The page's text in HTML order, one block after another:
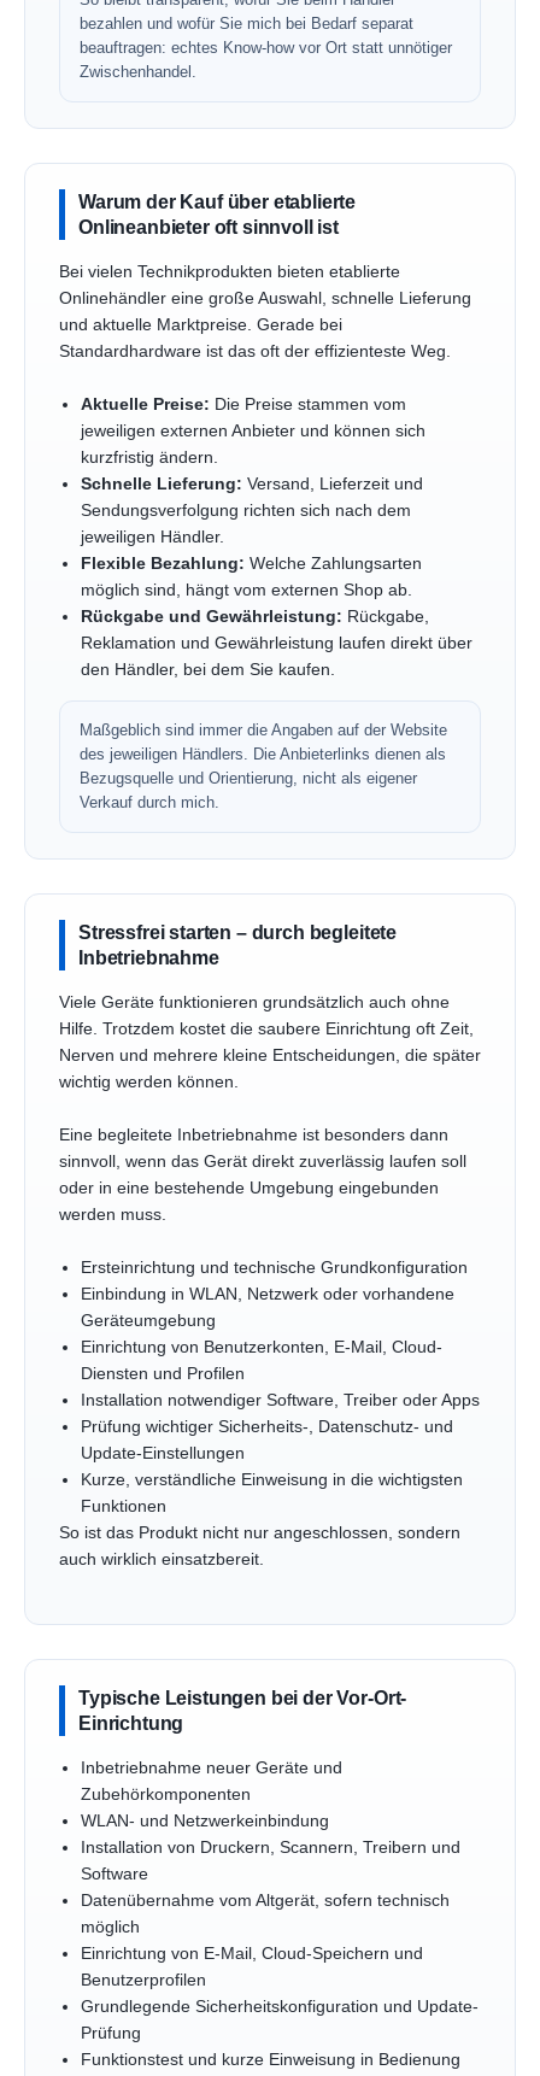
bezahlen und wofür Sie mich bei Bedarf separat
beauftragen: echtes Know-how vor Ort statt unnötiger
Zwischenhandel.
Warum der Kauf über etablierte
Onlineanbieter oft sinnvoll ist
Bei vielen Technikprodukten bieten etablierte
Onlinehändler eine große Auswahl, schnelle Lieferung
und aktuelle Marktpreise. Gerade bei
Standardhardware ist das oft der effizienteste Weg.
Aktuelle Preise: Die Preise stammen vom
jeweiligen externen Anbieter und können sich
kurzfristig ändern.
Schnelle Lieferung: Versand, Lieferzeit und
Sendungsverfolgung richten sich nach dem
jeweiligen Händler.
Flexible Bezahlung: Welche Zahlungsarten
möglich sind, hängt vom externen Shop ab.
Rückgabe und Gewährleistung: Rückgabe,
Reklamation und Gewährleistung laufen direkt über
den Händler, bei dem Sie kaufen.
Maßgeblich sind immer die Angaben auf der Website
des jeweiligen Händlers. Die Anbieterlinks dienen als
Bezugsquelle und Orientierung, nicht als eigener
Verkauf durch mich.
Stressfrei starten – durch begleitete
Inbetriebnahme
Viele Geräte funktionieren grundsätzlich auch ohne
Hilfe. Trotzdem kostet die saubere Einrichtung oft Zeit,
Nerven und mehrere kleine Entscheidungen, die später
wichtig werden können.
Eine begleitete Inbetriebnahme ist besonders dann
sinnvoll, wenn das Gerät direkt zuverlässig laufen soll
oder in eine bestehende Umgebung eingebunden
werden muss.
Ersteinrichtung und technische Grundkonfiguration
Einbindung in WLAN, Netzwerk oder vorhandene
Geräteumgebung
Einrichtung von Benutzerkonten, E-Mail, Cloud-
Diensten und Profilen
Installation notwendiger Software, Treiber oder Apps
Prüfung wichtiger Sicherheits-, Datenschutz- und
Update-Einstellungen
Kurze, verständliche Einweisung in die wichtigsten
Funktionen
So ist das Produkt nicht nur angeschlossen, sondern
auch wirklich einsatzbereit.
Typische Leistungen bei der Vor-Ort-
Einrichtung
Inbetriebnahme neuer Geräte und
Zubehörkomponenten
WLAN- und Netzwerkeinbindung
Installation von Druckern, Scannern, Treibern und
Software
Datenübernahme vom Altgerät, sofern technisch
möglich
Einrichtung von E-Mail, Cloud-Speichern und
Benutzerprofilen
Grundlegende Sicherheitskonfiguration und Update-
Prüfung
Funktionstest und kurze Einweisung in Bedienung